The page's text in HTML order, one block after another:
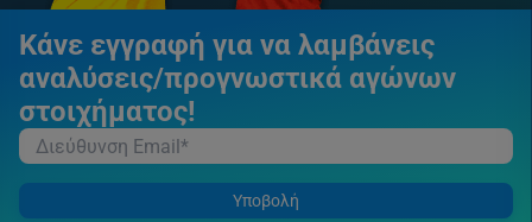
Κάνε εγγραφή για να λαμβάνεις
αναλύσεις/προγνωστικά αγώνων
στοιχήματος!
Υποβολή